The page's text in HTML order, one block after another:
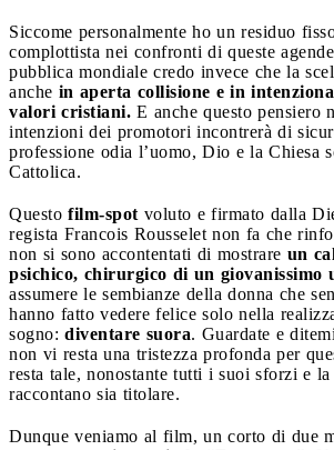
Siccome personalmente ho un residuo
complottista nei confronti di queste
pubblica mondiale credo invece che la
anche in aperta collisione e in
valori cristiani. E anche questo pensiero
intenzioni dei promotori incontrerà di
professione odia l’uomo, Dio e la Chiesa
Cattolica.
Questo film-spot voluto e firmato dalla
regista Francois Rousselet non fa che
non si sono accontentati di mostrare un
psichico, chirurgico di un giovanissimo
assumere le sembianze della donna che
hanno fatto vedere felice solo nella
sogno: diventare suora. Guardate e
non vi resta una tristezza profonda per
resta tale, nonostante tutti i suoi sforzi e
raccontano sia titolare.
Dunque veniamo al film, un corto di due